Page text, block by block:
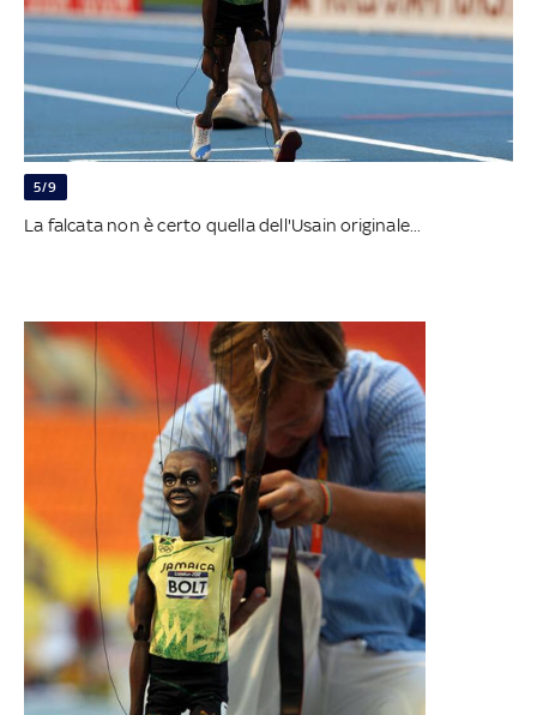
5/9
La falcata non è certo quella dell'Usain originale...